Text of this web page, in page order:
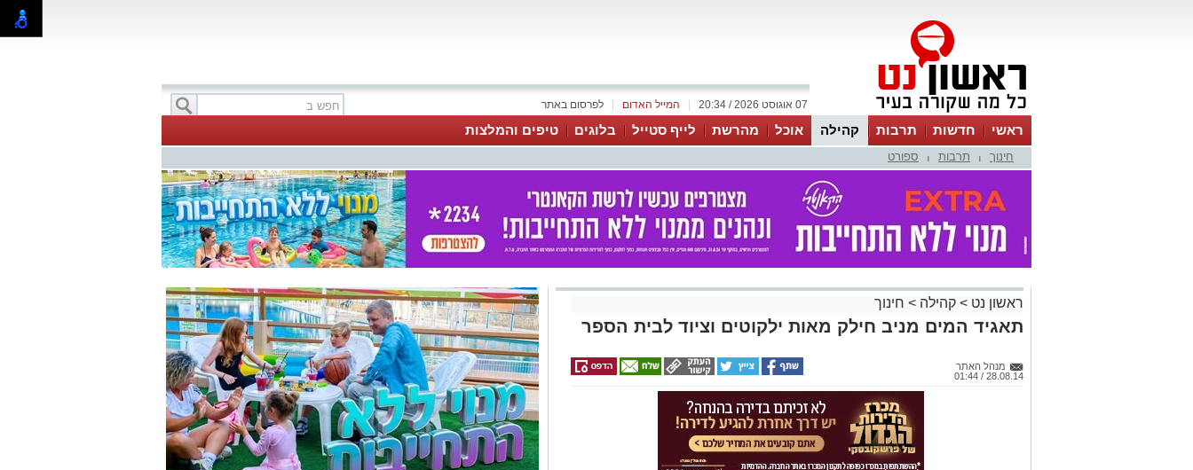
לפרסום באתר המייל האדום 07 אוגוסט 2026 / 20:34
ראשי חדשות תרבות קהילה אוכל מהרשת לייף סטייל בלוגים טיפים והמלצות
חינוך תרבות ספורט
ראשון נט > קהילה > חינוך
תאגיד המים מניב חילק מאות ילקוטים וציוד לבית הספר
מנהל האתר
28.08.14 / 01:44